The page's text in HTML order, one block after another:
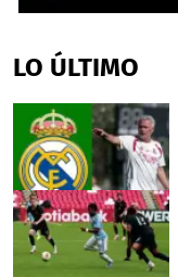
of
1
38
seconds
LO ÚLTIMO